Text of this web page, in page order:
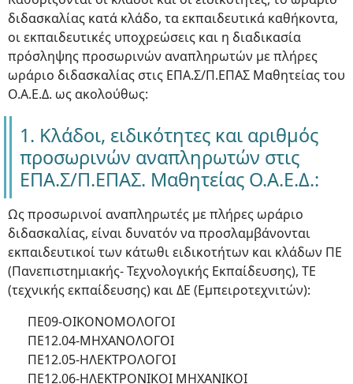
διδασκαλίας κατά κλάδο, τα εκπαιδευτικά καθήκοντα,
οι εκπαιδευτικές υποχρεώσεις και η διαδικασία
πρόσληψης προσωρινών αναπληρωτών με πλήρες
ωράριο διδασκαλίας στις ΕΠΑ.Σ/Π.ΕΠΑΣ Μαθητείας του
Ο.Α.Ε.Δ. ως ακολούθως:
1. Κλάδοι, ειδικότητες και αριθμός
προσωρινών αναπληρωτών στις
ΕΠΑ.Σ/Π.ΕΠΑΣ. Μαθητείας Ο.Α.Ε.Δ.:
Ως προσωρινοί αναπληρωτές με πλήρες ωράριο
διδασκαλίας, είναι δυνατόν να προσλαμβάνονται
εκπαιδευτικοί των κάτωθι ειδικοτήτων και κλάδων ΠΕ
(Πανεπιστημιακής- Τεχνολογικής Εκπαίδευσης), ΤΕ
(τεχνικής εκπαίδευσης) και ΔΕ (Εμπειροτεχνιτών):
ΠΕ09-ΟΙΚΟΝΟΜΟΛΟΓΟΙ
ΠΕ12.04-ΜΗΧΑΝΟΛΟΓΟΙ
ΠΕ12.05-ΗΛΕΚΤΡΟΛΟΓΟΙ
ΠΕ12.06-ΗΛΕΚΤΡΟΝΙΚΟΙ ΜΗΧΑΝΙΚΟΙ